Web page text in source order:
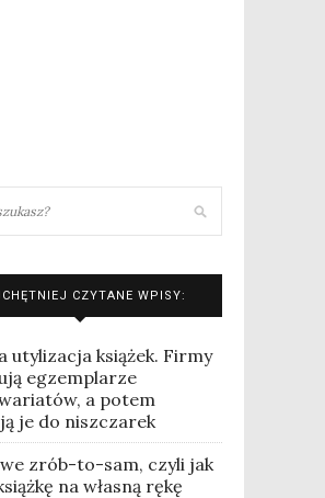
CZYTANE WPISY:
utylizacja książek. Firmy
egzemplarze
a potem
je do niszczarek
zrób-to-sam, czyli jak
na własną rękę